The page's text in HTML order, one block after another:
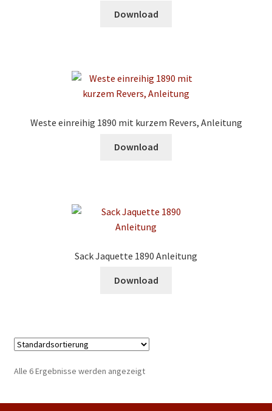
Download
Weste einreihig 1890 mit kurzem Revers, Anleitung
Download
Sack Jaquette 1890 Anleitung
Download
Alle 6 Ergebnisse werden angezeigt